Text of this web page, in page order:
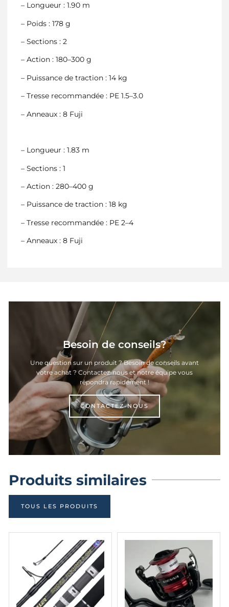
– Longueur : 1.90 m
– Poids : 178 g
– Sections : 2
– Action : 180–300 g
– Puissance de traction : 14 kg
– Tresse recommandée : PE 1.5–3.0
– Anneaux : 8 Fuji
– Longueur : 1.83 m
– Sections : 1
– Action : 280–400 g
– Puissance de traction : 18 kg
– Tresse recommandée : PE 2–4
– Anneaux : 8 Fuji
Besoin de conseils?
Une question sur un produit ? Besoin de conseils avant
votre achat ? Contactez-nous et notre équipe vous
répondra rapidement !
CONTACTEZ-NOUS
Produits similaires
TOUS LES PRODUITS